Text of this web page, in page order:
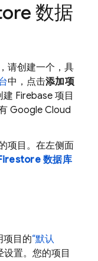
数据
请创建一个，具
中，点击添加项
建 Firebase 项目
Google Cloud
项目。在左侧面
数据库
项目的“默认
设置。您的项目